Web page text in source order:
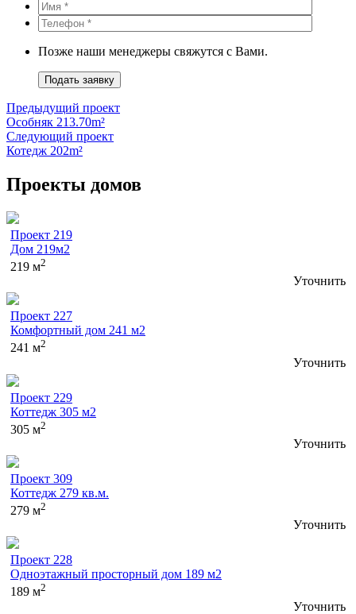
Позже наши менеджеры свяжутся с Вами.
Подать заявку
Предыдущий проект
Особняк 213.70m²
Следующий проект
Котедж 202m²
Проекты домов
Проект 219
Дом 219м2
219 м2
Уточнить
Проект 227
Комфортный дом 241 м2
241 м2
Уточнить
Проект 229
Коттедж 305 м2
305 м2
Уточнить
Проект 309
Коттедж 279 кв.м.
279 м2
Уточнить
Проект 228
Одноэтажный просторный дом 189 м2
189 м2
Уточнить